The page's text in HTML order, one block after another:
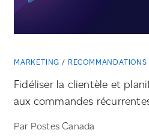
MARKETING RECOMMANDATIONS
Fidéliser la clientèle et
aux commandes
Par Postes Canada